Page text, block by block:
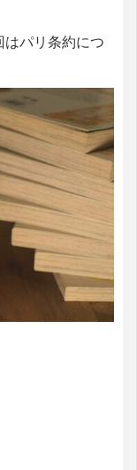
パリ条約につ